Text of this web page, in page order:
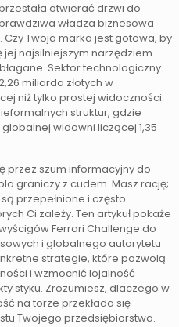
otwierać drzwi do
władza biznesowa
Czy Twoja marka jest gotowa, by
jej najsilniejszym narzędziem
Sektor technologiczny
miliarda złotych w
niż tylko prostej widoczności.
struktur, gdzie
widowni liczącej 1,35
przez szum informacyjny do
graniczy z cudem. Masz rację;
przepełnione i często
Ci zależy. Ten artykuł pokaże
Ferrari Challenge do
i globalnego autorytetu
strategie, które pozwolą
i wzmocnić lojalność
styku. Zrozumiesz, dlaczego w
na torze przekłada się
Twojego przedsiębiorstwa.